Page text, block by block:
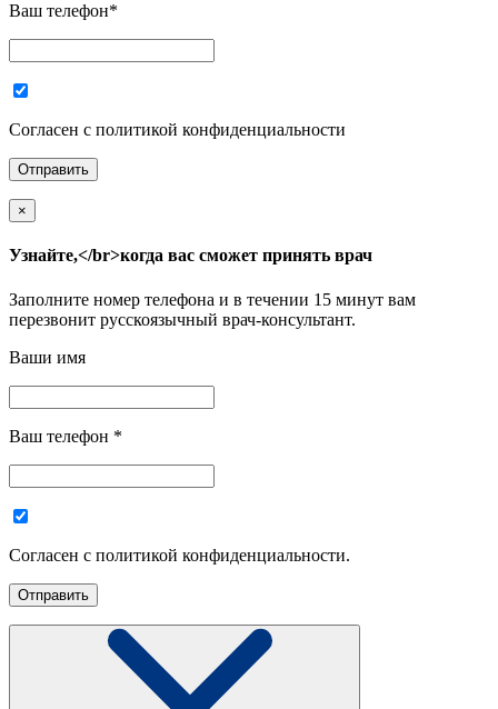
Ваш телефон*
Согласен с политикой конфиденциальности
×
Узнайте,</br>когда вас сможет принять врач
Заполните номер телефона и в течении 15 минут вам
перезвонит русскоязычный врач-консультант.
Ваши имя
Ваш телефон *
Согласен с политикой конфиденциальности.